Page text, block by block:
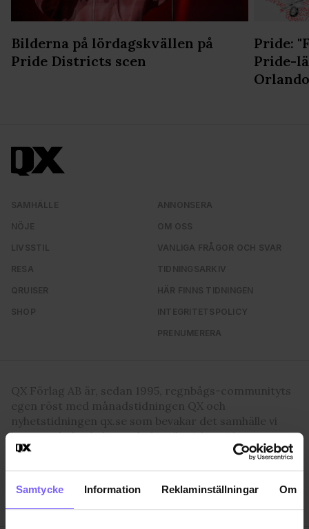
Samtycke Information Reklaminställningar Om
Bilderna på lördagskvällen på
Pride Districts scen
Pride:
Pride-
Orlando
SAMHÄLLE
NÖJE
LIVSSTIL
RESA
QRUISER
SHOP
ANNONSERA
OM OSS
VANLIGA FRÅGOR OCH SVAR
TIDNINGSARKIV
HÄR FINNS TIDNINGEN
INTEGRITETSPOLICY
PRENUMERERA
QX Förlag AB är, sedan 1995, regnbågs-communityts
egen röst med månadstidningen QX och
nyhetstidningen qx.se som bevakar det samhälle vi
lever i och den kultur och de människor vi bryr oss
om. I QX Shop finns en mängd identitetsstärkande
verket.